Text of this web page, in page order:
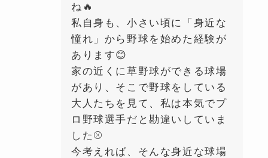
ね🔥
私自身も、小さい頃に「身近な
憧れ」から野球を始めた経験が
あります😊
家の近くに草野球ができる球場
があり、そこで野球をしている
大人たちを見て、私は本気でプ
ロ野球選手だと勘違いしていま
した⚾️
今考えれば、そんな身近な球場